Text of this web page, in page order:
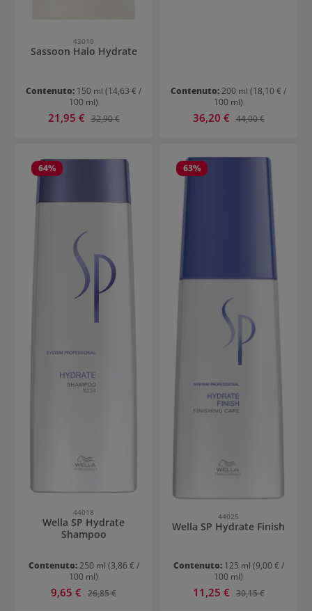
43010
Sassoon Halo Hydrate
Contenuto: 150 ml (14,63 € /
100 ml)
Prezzo di vendita:
21,95 € Prezzo normale:
32,90 €
Contenuto:200 ml (18,10 € /
100 ml)
Prezzo di vendita:
36,20 € Prezzo normale:
44,00 €
64%
44018
Wella SP Hydrate
Shampoo
Contenuto:250 ml (3,86 € /
100 ml)
Prezzo di vendita:
9,65 € Prezzo normale:
26,85 €
63%
44025
Wella SP Hydrate Finish
Contenuto: 125 ml (9,00 € /
100 ml)
Prezzo di vendita:
11,25 € Prezzo normale:
30,15 €